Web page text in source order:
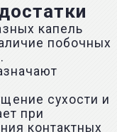
капель
побочных
сухости и
при
контактных